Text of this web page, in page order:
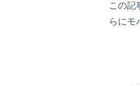
この記
らにモ